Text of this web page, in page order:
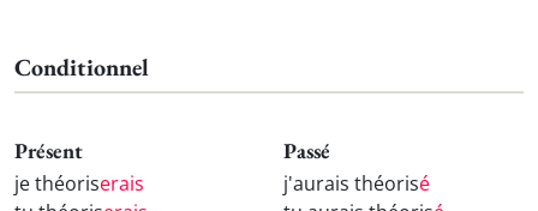
Conditionnel
Présent
je théoriserais
Passé
j'aurais théorisé